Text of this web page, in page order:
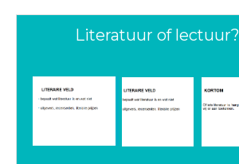
Literatuur of lectuur?